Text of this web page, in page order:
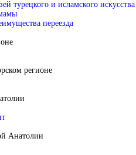
турецкого и исламского искусства
переезда
регионе
Анатолии